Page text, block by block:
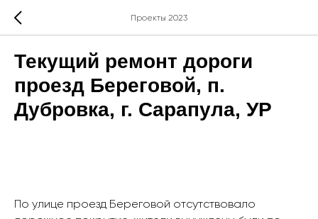
Проекты 2023
Текущий ремонт дороги
проезд Береговой, п.
Дубровка, г. Сарапула, УР
По улице проезд Береговой отсутствовало